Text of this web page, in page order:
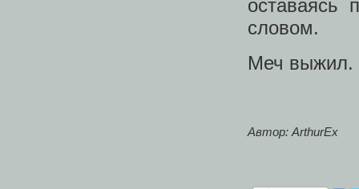
оставаясь
словом.
Меч выжил.
Автор: ArthurEx